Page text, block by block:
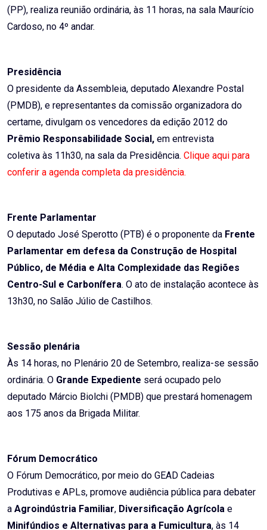
(PP), realiza reunião ordinária, às 11 horas, na sala Maurício
Cardoso, no 4º andar.
Presidência
O presidente da Assembleia, deputado Alexandre Postal
(PMDB), e representantes da comissão organizadora do
certame, divulgam os vencedores da edição 2012 do
Prêmio Responsabilidade Social, em entrevista
coletiva às 11h30, na sala da Presidência. Clique aqui para
conferir a agenda completa da presidência.
Frente Parlamentar
O deputado José Sperotto (PTB) é o proponente da Frente
Parlamentar em defesa da Construção de Hospital
Público, de Média e Alta Complexidade das Regiões
Centro-Sul e Carbonífera. O ato de instalação acontece às
13h30, no Salão Júlio de Castilhos.
Sessão plenária
Às 14 horas, no Plenário 20 de Setembro, realiza-se sessão
ordinária. O Grande Expediente será ocupado pelo
deputado Márcio Biolchi (PMDB) que prestará homenagem
aos 175 anos da Brigada Militar.
Fórum Democrático
O Fórum Democrático, por meio do GEAD Cadeias
Produtivas e APLs, promove audiência pública para debater
a Agroindústria Familiar, Diversificação Agrícola e
Minifúndios e Alternativas para a Fumicultura, às 14